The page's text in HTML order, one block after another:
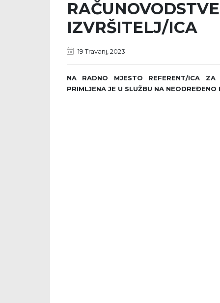
IZVRŠITELJ/ICA
19 Travanj, 2023
NA RADNO MJESTO REFERENT/ICA ZA
PRIMLJENA JE U SLUŽBU NA NEODREĐENO